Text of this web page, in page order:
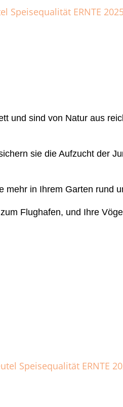
Speisequalität ERNTE
und sind von Natur aus
sie die Aufzucht der
in Ihrem Garten rund
Flughafen, und Ihre
Speisequalität ERNTE